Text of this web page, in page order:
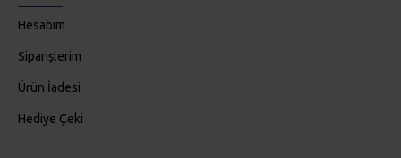
Hesabım
Siparişlerim
Ürün İadesi
Hediye Çeki